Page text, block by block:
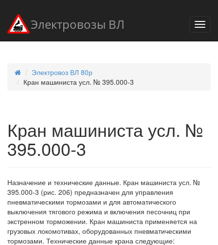
Электровозы ВЛ
Электровоз ВЛ 80р
Кран машиниста усл. № 395.000-3
Кран машиниста усл. №
395.000-3
Назначение и технические данные. Кран машиниста усл. №
395.000-3 (рис. 206) предназначен для управления
пневматическими тормозами и для автоматического
выключения тягового режима и включения песочниц при
экстренном торможении. Кран машиниста применяется на
грузовых локомотивах, оборудованных пневматическими
тормозами. Технические данные крана следующие: